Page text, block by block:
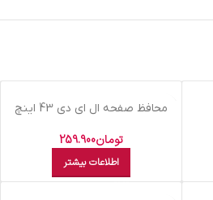
اتمام موجودی
محافظ صفحه ال اي دي 43 اينچ
تومان259.900
اطلاعات بیشتر